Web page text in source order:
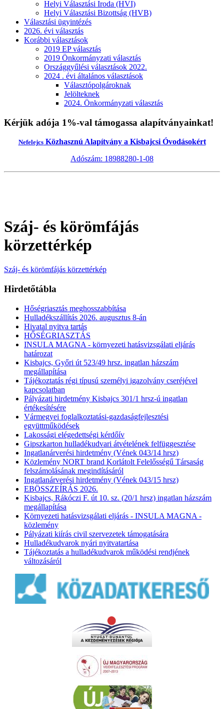
Helyi Választási Iroda (HVI)
Helyi Választási Bizottság (HVB)
Választási ügyintézés
2026. évi választás
Korábbi választások
2019 EP választás
2019 Önkormányzati választás
Országgyűlési választások 2022.
2024 . évi általános választások
Választópolgároknak
Jelölteknek
2024. Önkormányzati választás
Kérjük adója 1%-val támogassa alapítványainkat!
NefelejcsKözhasznú Alapítvány a Kisbajcsi Óvodásokért
Adószám: 18988280-1-08
Száj- és körömfájás
körzettérkép
Száj- és körömfájás körzettérkép
Hirdetőtábla
Hőségriasztás meghosszabbítása
Hulladékszállítás 2026. augusztus 8-án
Hivatal nyitva tartás
HŐSÉGRIASZTÁS
INSULA MAGNA - környezeti hatásvizsgálati eljárás
határozat
Kisbajcs, Győri út 523/49 hrsz. ingatlan házszám
megállapítása
Tájékoztatás régi típusú személyi igazolvány cseréjével
kapcsolatban
Pályázati hirdetmény Kisbajcs 301/1 hrsz-ú ingatlan
értékesítésére
Vármegyei foglalkoztatási-gazdaságfejlesztési
együttműködések
Lakossági elégedettségi kérdőív
Gipszkarton hulladékudvari átvételének felfüggesztése
Ingatlanárverési hirdetmény (Vének 043/14 hrsz)
Közlemény NORT brand Korlátolt Felelősségű Társaság
felszámolásának megindításáról
Ingatlanárverési hirdetmény (Vének 043/15 hrsz)
EBÖSSZEÍRÁS 2026.
Kisbajcs, Rákóczi F. út 10. sz. (20/1 hrsz) ingatlan házszám
megállapítása
Környezeti hatásvizsgálati eljárás - INSULA MAGNA -
közlemény
Pályázati kiírás civil szervezetek támogatására
Hulladékudvarok nyári nyitvatartása
Tájékoztatás a hulladékudvarok működési rendjének
változásáról